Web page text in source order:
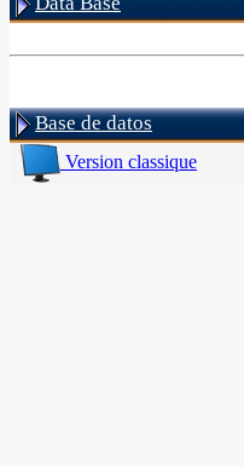
Base de datos
Version classique